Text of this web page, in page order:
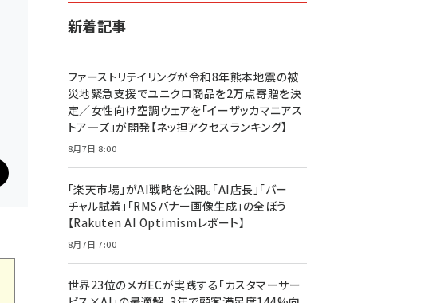
新着記事
ファーストリテイリングが令和8年熊本地震の被
災地緊急支援でユニクロ商品を2万点寄贈を決
定／女性向け空調ウェアを「イーザッカマニアス
トア―ズ」が開発【ネッ担アクセスランキング】
8月7日 8:00
「楽天市場」がAI戦略を公開。「AI店長」「バー
チャル試着」「RMSバナー画像生成」の全ぼう
【Rakuten AI Optimismレポート】
8月7日 7:00
世界23位のメガECが実践する「カスタマーサー